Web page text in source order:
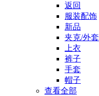
返回
服装配饰
新品
夹克/外套
上衣
裤子
手套
帽子
查看全部